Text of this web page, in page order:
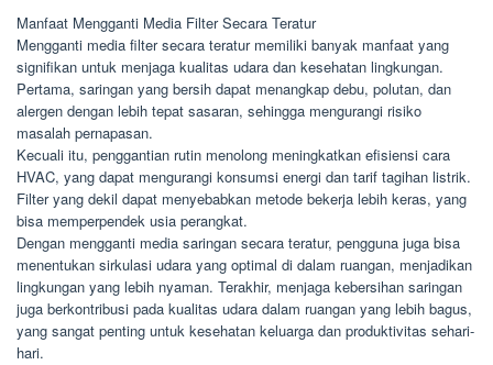
Manfaat Mengganti Media Filter Secara Teratur
Mengganti media filter secara teratur memiliki banyak manfaat yang
signifikan untuk menjaga kualitas udara dan kesehatan lingkungan.
Pertama, saringan yang bersih dapat menangkap debu, polutan, dan
alergen dengan lebih tepat sasaran, sehingga mengurangi risiko
masalah pernapasan.
Kecuali itu, penggantian rutin menolong meningkatkan efisiensi cara
HVAC, yang dapat mengurangi konsumsi energi dan tarif tagihan listrik.
Filter yang dekil dapat menyebabkan metode bekerja lebih keras, yang
bisa memperpendek usia perangkat.
Dengan mengganti media saringan secara teratur, pengguna juga bisa
menentukan sirkulasi udara yang optimal di dalam ruangan, menjadikan
lingkungan yang lebih nyaman. Terakhir, menjaga kebersihan saringan
juga berkontribusi pada kualitas udara dalam ruangan yang lebih bagus,
yang sangat penting untuk kesehatan keluarga dan produktivitas sehari-
hari.